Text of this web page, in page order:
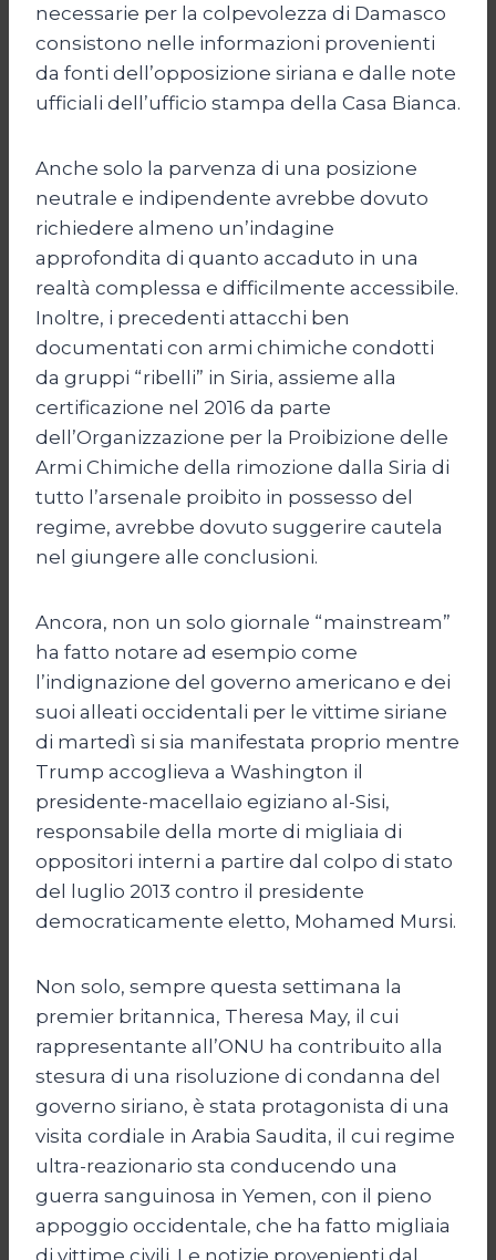
necessarie per la colpevolezza di Damasco
consistono nelle informazioni provenienti
da fonti dell’opposizione siriana e dalle note
ufficiali dell’ufficio stampa della Casa Bianca.
Anche solo la parvenza di una posizione
neutrale e indipendente avrebbe dovuto
richiedere almeno un’indagine
approfondita di quanto accaduto in una
realtà complessa e difficilmente accessibile.
Inoltre, i precedenti attacchi ben
documentati con armi chimiche condotti
da gruppi “ribelli” in Siria, assieme alla
certificazione nel 2016 da parte
dell’Organizzazione per la Proibizione delle
Armi Chimiche della rimozione dalla Siria di
tutto l’arsenale proibito in possesso del
regime, avrebbe dovuto suggerire cautela
nel giungere alle conclusioni.
Ancora, non un solo giornale “mainstream”
ha fatto notare ad esempio come
l’indignazione del governo americano e dei
suoi alleati occidentali per le vittime siriane
di martedì si sia manifestata proprio mentre
Trump accoglieva a Washington il
presidente-macellaio egiziano al-Sisi,
responsabile della morte di migliaia di
oppositori interni a partire dal colpo di stato
del luglio 2013 contro il presidente
democraticamente eletto, Mohamed Mursi.
Non solo, sempre questa settimana la
premier britannica, Theresa May, il cui
rappresentante all’ONU ha contribuito alla
stesura di una risoluzione di condanna del
governo siriano, è stata protagonista di una
visita cordiale in Arabia Saudita, il cui regime
ultra-reazionario sta conducendo una
guerra sanguinosa in Yemen, con il pieno
appoggio occidentale, che ha fatto migliaia
di vittime civili. Le notizie provenienti dal